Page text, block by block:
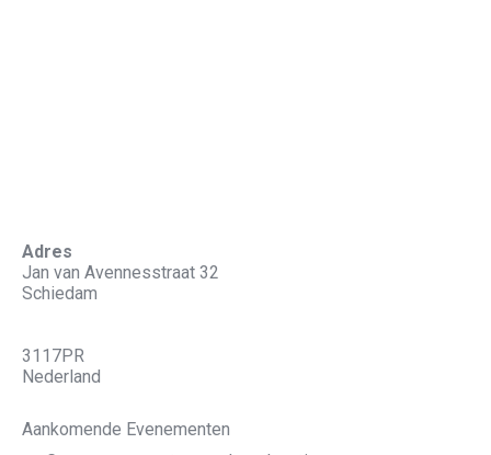
Adres
Jan van Avennesstraat 32
Schiedam
3117PR
Nederland
Aankomende Evenementen